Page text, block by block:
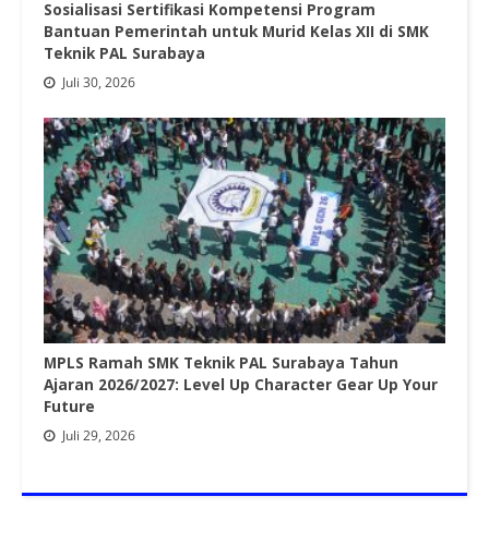
Sosialisasi Sertifikasi Kompetensi Program
Bantuan Pemerintah untuk Murid Kelas XII di SMK
Teknik PAL Surabaya
Juli 30, 2026
MPLS Ramah SMK Teknik PAL Surabaya Tahun
Ajaran 2026/2027: Level Up Character Gear Up Your
Future
Juli 29, 2026